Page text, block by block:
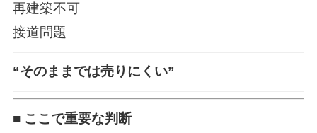
再建築不可
接道問題
“そのままでは売りにくい”
■ ここで重要な判断